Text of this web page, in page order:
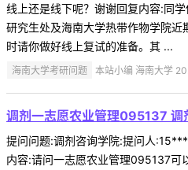
线上还是线下呢？谢谢回复内容:同
研究生处及海南大学热带作物学院近
时请你做好线上复试的准备。其 ...
海南大学考研问题 本站小编 海南大学
调剂一志愿农业管理095137
提问问题:调剂咨询学院:提问人
内容:请问一志愿农业管理095137